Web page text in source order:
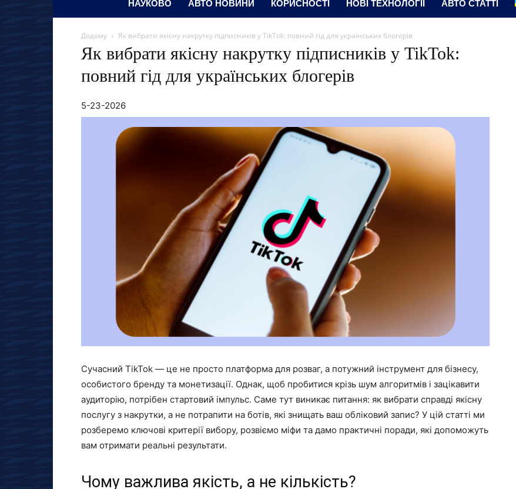
НАУКОВО АВТО НОВИНИ КОРИСНОСТІ НОВІ ТЕХНОЛОГІЇ АВТО СТАТТІ
Додому Як вибрати якісну накрутку підписників у TikTok: повний гід для українських блогерів
Як вибрати якісну накрутку підписників у TikTok:
повний гід для українських блогерів
5-23-2026
Сучасний TikTok — це не просто платформа для розваг, а потужний інструмент для бізнесу,
особистого бренду та монетизації. Однак, щоб пробитися крізь шум алгоритмів і зацікавити
аудиторію, потрібен стартовий імпульс. Саме тут виникає питання: як вибрати справді якісну
послугу з накрутки, а не потрапити на ботів, які знищать ваш обліковий запис? У цій статті ми
розберемо ключові критерії вибору, розвіємо міфи та дамо практичні поради, які допоможуть
вам отримати реальні результати.
Чому важлива якість, а не кількість?